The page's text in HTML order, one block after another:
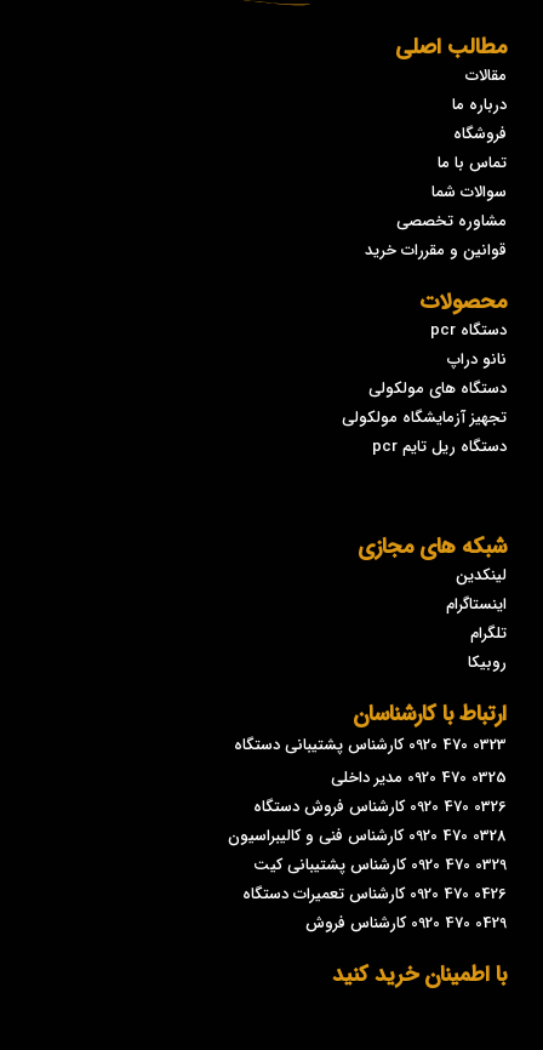
مطالب اصلی
مقالات
درباره ما
فروشگاه
تماس با ما
سوالات شما
مشاوره تخصصی
قوانین و مقررات خرید
محصولات
دستگاه pcr
نانو دراپ
دستگاه های مولکولی
تجهیز آزمایشگاه مولکولی
دستگاه ریل تایم pcr
شبکه های مجازی
لینکدین
اینستاگرام
تلگرام
روبیکا
ارتباط با کارشناسان
0323 470 0920 کارشناس پشتیبانی دستگاه
0325 470 0920 مدیر داخلی
0326 470 0920 کارشناس فروش دستگاه
0328 470 0920 کارشناس فنی و کالیبراسیون
0329 470 0920 کارشناس پشتیبانی کیت
0426 470 0920 کارشناس تعمیرات دستگاه
0429 470 0920 کارشناس فروش
با اطمینان خرید کنید